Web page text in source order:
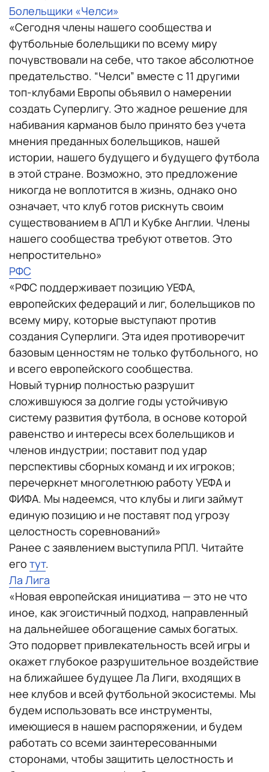
Болельщики «Челси»
«Сегодня члены нашего сообщества и
футбольные болельщики по всему миру
почувствовали на себе, что такое абсолютное
предательство. “Челси” вместе с 11 другими
топ-клубами Европы объявил о намерении
создать Суперлигу. Это жадное решение для
набивания карманов было принято без учета
мнения преданных болельщиков, нашей
истории, нашего будущего и будущего футбола
в этой стране. Возможно, это предложение
никогда не воплотится в жизнь, однако оно
означает, что клуб готов рискнуть своим
существованием в АПЛ и Кубке Англии. Члены
нашего сообщества требуют ответов. Это
непростительно»
РФС
«РФС поддерживает позицию УЕФА,
европейских федераций и лиг, болельщиков по
всему миру, которые выступают против
создания Суперлиги. Эта идея противоречит
базовым ценностям не только футбольного, но
и всего европейского сообщества.
Новый турнир полностью разрушит
сложившуюся за долгие годы устойчивую
систему развития футбола, в основе которой
равенство и интересы всех болельщиков и
членов индустрии; поставит под удар
перспективы сборных команд и их игроков;
перечеркнет многолетнюю работу УЕФА и
ФИФА. Мы надеемся, что клубы и лиги займут
единую позицию и не поставят под угрозу
целостность соревнований»
Ранее с заявлением выступила РПЛ. Читайте
его тут.
Ла Лига
«Новая европейская инициатива — это не что
иное, как эгоистичный подход, направленный
на дальнейшее обогащение самых богатых.
Это подорвет привлекательность всей игры и
окажет глубокое разрушительное воздействие
на ближайшее будущее Ла Лиги, входящих в
нее клубов и всей футбольной экосистемы. Мы
будем использовать все инструменты,
имеющиеся в нашем распоряжении, и будем
работать со всеми заинтересованными
сторонами, чтобы защитить целостность и